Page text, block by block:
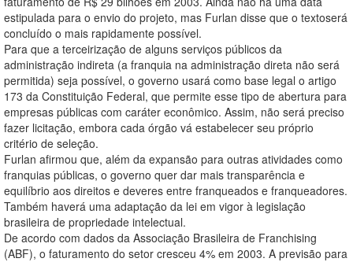
estipulada para o envio do projeto, mas Furlan disse que o textoserá
concluído o mais rapidamente possível.
Para que a terceirização de alguns serviços públicos da
administração indireta (a franquia na administração direta não será
permitida) seja possível, o governo usará como base legal o artigo
173 da Constituição Federal, que permite esse tipo de abertura para
empresas públicas com caráter econômico. Assim, não será preciso
fazer licitação, embora cada órgão vá estabelecer seu próprio
critério de seleção.
Furlan afirmou que, além da expansão para outras atividades como
franquias públicas, o governo quer dar mais transparência e
equilíbrio aos direitos e deveres entre franqueados e franqueadores.
Também haverá uma adaptação da lei em vigor à legislação
brasileira de propriedade intelectual.
De acordo com dados da Associação Brasileira de Franchising
(ABF), o faturamento do setor cresceu 4% em 2003. A previsão para